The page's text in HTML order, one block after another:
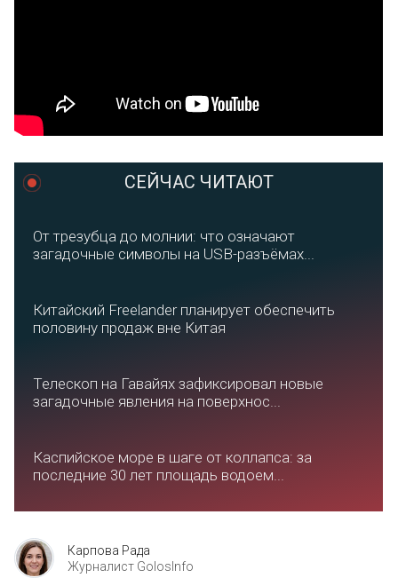
СЕЙЧАС ЧИТАЮТ
От трезубца до молнии: что означают
загадочные символы на USB-разъёмах...
Китайский Freelander планирует обеспечить
половину продаж вне Китая
Телескоп на Гавайях зафиксировал новые
загадочные явления на поверхнос...
Каспийское море в шаге от коллапса: за
последние 30 лет площадь водоем...
Карпова Рада
Журналист GolosInfo